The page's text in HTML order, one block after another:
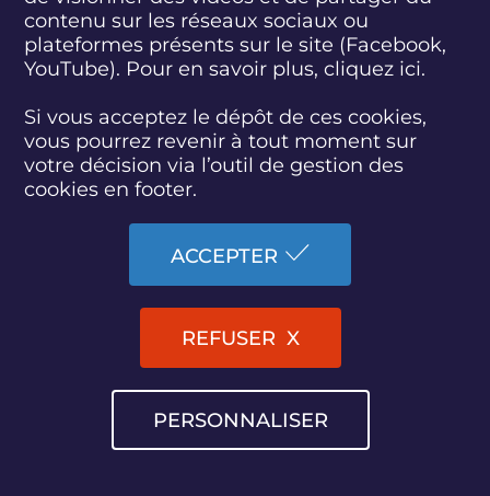
contenu sur les réseaux sociaux ou
plateformes présents sur le site (Facebook,
YouTube). Pour en savoir plus, cliquez ici.
Si vous acceptez le dépôt de ces cookies,
vous pourrez revenir à tout moment sur
votre décision via l’outil de gestion des
cookies en footer.
ACCEPTER
REFUSER
PERSONNALISER
Gestion du
recrutement des
garants
concertations
Gestion des
modalités de
Accompagnement
à la rédaction du
Évaluation des
concertations
Suivi et Contrôle
des procédures
Préparation des
séances plénières
des concertations